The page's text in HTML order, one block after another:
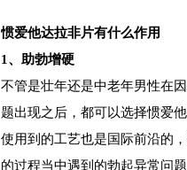
惯爱他达拉非片有什么作用
1、助勃增硬
不管是壮年还是中老年男性在
题出现之后，都可以选择惯爱
使用到的工艺也是国际前沿的
的过程当中遇到的勃起异常问